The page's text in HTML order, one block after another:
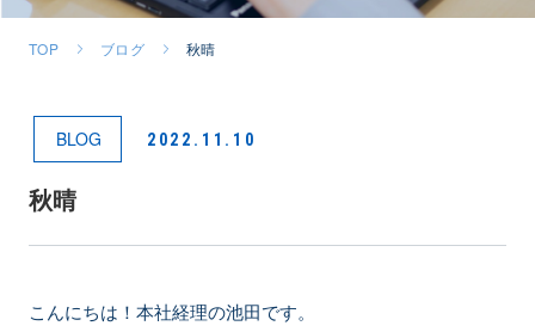
TOP ブログ 秋晴
BLOG 2022.11.10
秋晴
こんにちは！本社経理の池田です。